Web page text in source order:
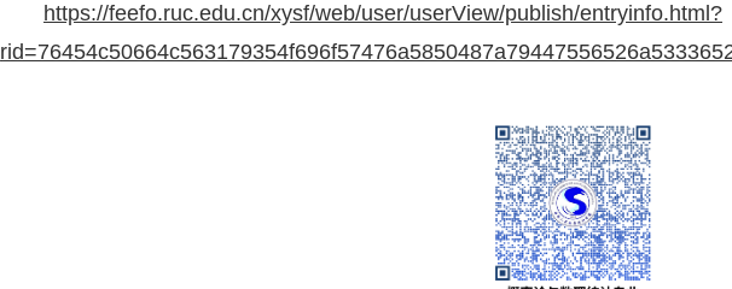
https://feefo.ruc.edu.cn/xysf/web/user/userView/publish/entryinfo.html?